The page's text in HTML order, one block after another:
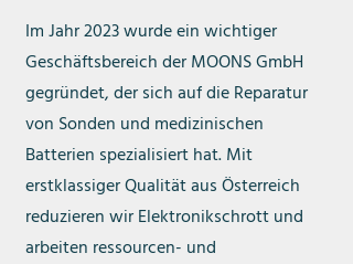
Im Jahr 2023 wurde ein wichtiger
Geschäftsbereich der MOONS GmbH
gegründet, der sich auf die Reparatur
von Sonden und medizinischen
Batterien spezialisiert hat. Mit
erstklassiger Qualität aus Österreich
reduzieren wir Elektronikschrott und
arbeiten ressourcen- und